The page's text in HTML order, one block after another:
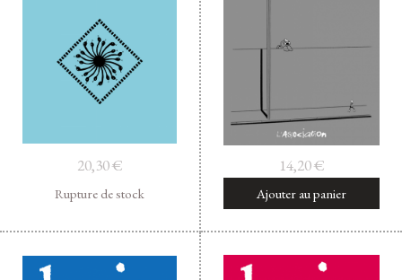
20,30€
Rupture de stock
14,20€
Ajouter au panier